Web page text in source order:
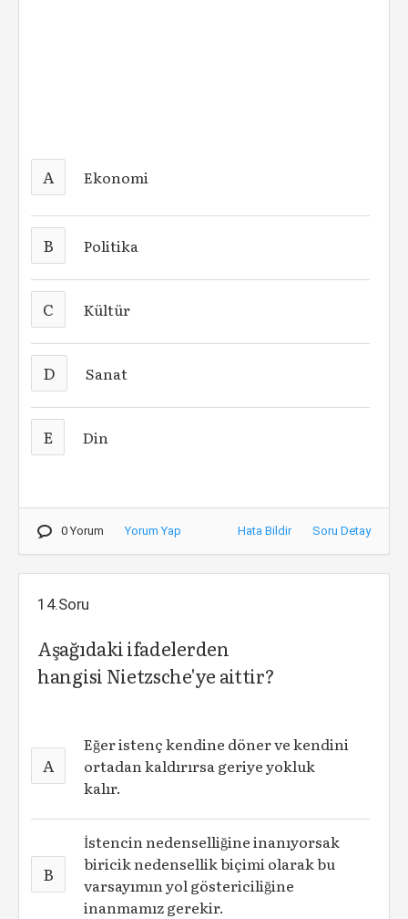
A Ekonomi
B Politika
C Kültür
D Sanat
E Din
0 Yorum Yorum Yap Hata Bildir Soru Detay
14.Soru
Aşağıdaki ifadelerden
hangisi Nietzsche'ye aittir?
A
Eğer istenç kendine döner ve kendini
ortadan kaldırırsa geriye yokluk
kalır.
B
İstencin nedenselliğine inanıyorsak
biricik nedensellik biçimi olarak bu
varsayımın yol göstericiliğine
inanmamız gerekir.